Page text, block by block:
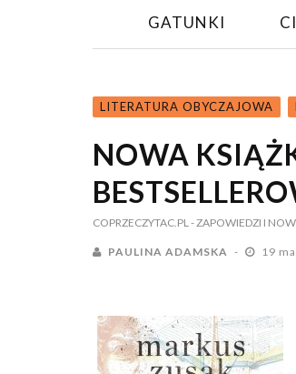
GATUNKI
LITERATURA OBYCZAJOWA
NOWA
COPRZECZYTAC.PL- ZAPOWIEDZI I
PAULINA ADAMSKA 19